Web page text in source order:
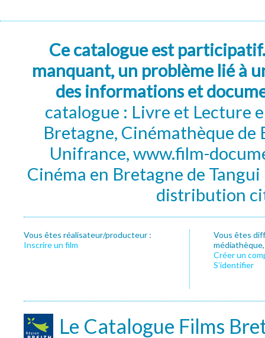
Ce catalogue est
manquant, un problème lié à
des informations et
catalogue : Livre et Lecture
Bretagne, Cinémathèque de
Unifrance, www.film-
Cinéma en Bretagne de
distribution
Vous êtes réalisateur/producteur :
Inscrire un film
Vous êtes
Créer un
S’identifier
Le Catalogue Films